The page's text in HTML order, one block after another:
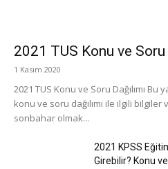
2021 TUS Konu ve Soru
1 Kasım 2020
2021 TUS Konu ve Soru Dağılımı Bu
konu ve soru dağılımı ile ilgili
sonbahar olmak...
2021 KPSS
Girebilir? Konu ve